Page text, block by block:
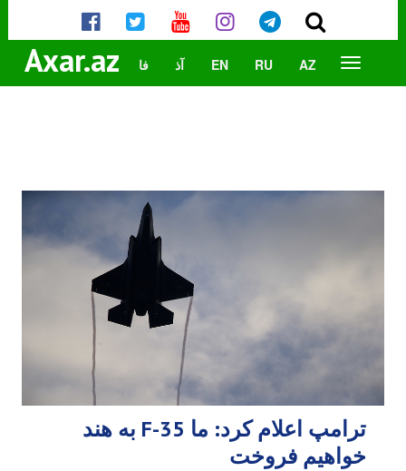
Axar.az AZ
RU
EN آذ فا
ترامپ اعلام کرد: ما F-35 به هند
خواهیم فروخت